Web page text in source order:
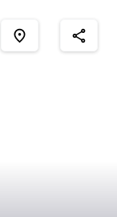
place share